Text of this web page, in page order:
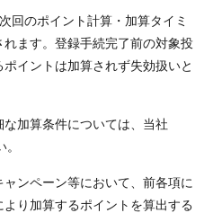
回のポイント計算・加算タイミ
ます。登録手続完了前の対象投
イントは加算されず失効扱いと
加算条件については、当社
ンペーン等において、前各項に
り加算するポイントを算出する